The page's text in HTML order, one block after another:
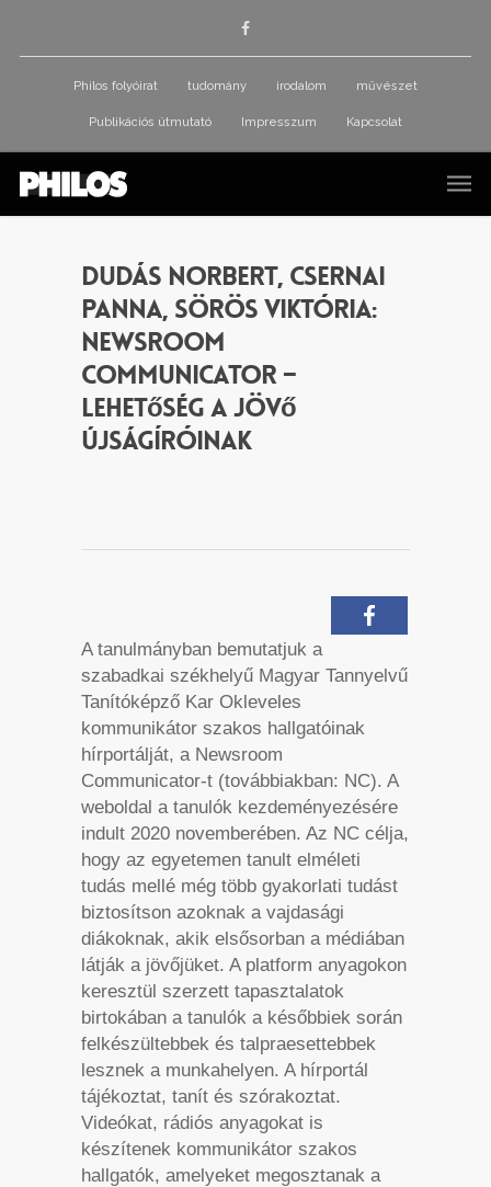
Philos folyóirat tudomány irodalom művészet
Publikációs útmutató Impresszum Kapcsolat
Dudás Norbert, Csernai
Panna, Sörös Viktória:
Newsroom
Communicator –
lehetőség a jövő
újságíróinak
A tanulmányban bemutatjuk a
szabadkai székhelyű Magyar Tannyelvű
Tanítóképző Kar Okleveles
kommunikátor szakos hallgatóinak
hírportálját, a Newsroom
Communicator-t (továbbiakban: NC). A
weboldal a tanulók kezdeményezésére
indult 2020 novemberében. Az NC célja,
hogy az egyetemen tanult elméleti
tudás mellé még több gyakorlati tudást
biztosítson azoknak a vajdasági
diákoknak, akik elsősorban a médiában
látják a jövőjüket. A platform anyagokon
keresztül szerzett tapasztalatok
birtokában a tanulók a későbbiek során
felkészültebbek és talpraesettebbek
lesznek a munkahelyen. A hírportál
tájékoztat, tanít és szórakoztat.
Videókat, rádiós anyagokat is
készítenek kommunikátor szakos
hallgatók, amelyeket megosztanak a